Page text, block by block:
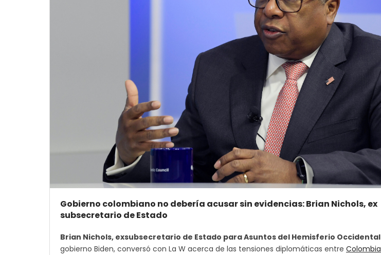
Gobierno colombiano no debería acusar sin evidencias: Brian Nichols, ex
subsecretario de Estado
Brian Nichols, exsubsecretario de Estado para Asuntos del Hemisferio Occidental
gobierno Biden, conversó con La W acerca de las tensiones diplomáticas entre Colombia